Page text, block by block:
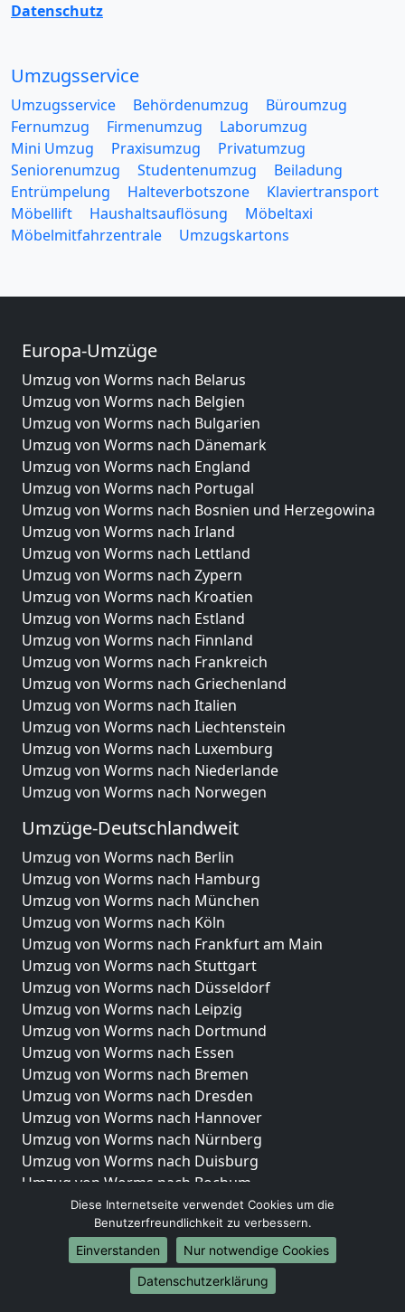
Datenschutz
Umzugsservice
Umzugsservice Behördenumzug
Büroumzug
Fernumzug
Firmenumzug
Laborumzug
Mini Umzug
Praxisumzug
Privatumzug
Seniorenumzug
Studentenumzug
Beiladung
Entrümpelung
Halteverbotszone
Klaviertransport
Möbellift
Haushaltsauflösung
Möbeltaxi
Möbelmitfahrzentrale
Umzugskartons
Europa-Umzüge
Umzug von Worms nach Belarus
Umzug von Worms nach Belgien
Umzug von Worms nach Bulgarien
Umzug von Worms nach Dänemark
Umzug von Worms nach England
Umzug von Worms nach Portugal
Umzug von Worms nach Bosnien und Herzegowina
Umzug von Worms nach Irland
Umzug von Worms nach Lettland
Umzug von Worms nach Zypern
Umzug von Worms nach Kroatien
Umzug von Worms nach Estland
Umzug von Worms nach Finnland
Umzug von Worms nach Frankreich
Umzug von Worms nach Griechenland
Umzug von Worms nach Italien
Umzug von Worms nach Liechtenstein
Umzug von Worms nach Luxemburg
Umzug von Worms nach Niederlande
Umzug von Worms nach Norwegen
Umzüge-Deutschlandweit
Umzug von Worms nach Berlin
Umzug von Worms nach Hamburg
Umzug von Worms nach München
Umzug von Worms nach Köln
Umzug von Worms nach Frankfurt am Main
Umzug von Worms nach Stuttgart
Umzug von Worms nach Düsseldorf
Umzug von Worms nach Leipzig
Umzug von Worms nach Dortmund
Umzug von Worms nach Essen
Umzug von Worms nach Bremen
Umzug von Worms nach Dresden
Umzug von Worms nach Hannover
Umzug von Worms nach Nürnberg
Umzug von Worms nach Duisburg
Umzug von Worms nach Bochum
Umzug von Worms nach Wuppertal
Umzug von Worms nach Bielefeld
Umzug von Worms nach Bonn
Umzug von Worms nach Münster
Diese Internetseite verwendet Cookies um die
Benutzerfreundlichkeit zu verbessern.
Einverstanden
Nur notwendige Cookies
Datenschutzerklärung